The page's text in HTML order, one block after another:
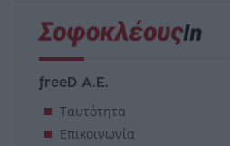
freeD Α.Ε.
Ταυτότητα
Επικοινωνία